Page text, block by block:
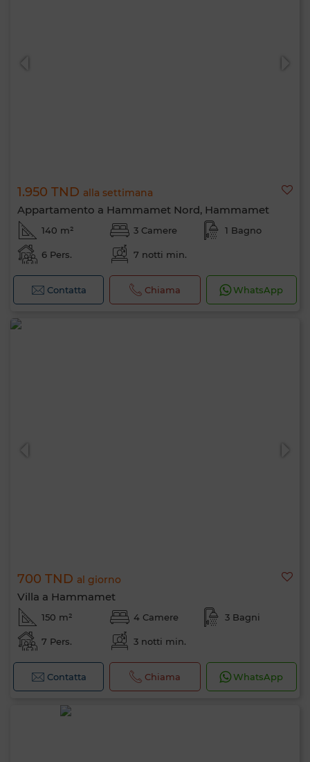
1.950 TND alla settimana
Appartamento a Hammamet Nord, Hammamet
140 m² 3 Camere 1 Bagno
6 Pers. 7 notti min.
Contatta Chiama WhatsApp
700 TND al giorno
Villa a Hammamet
150 m² 4 Camere 3 Bagni
7 Pers. 3 notti min.
Contatta Chiama WhatsApp